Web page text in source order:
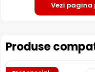
Vezi
Produse